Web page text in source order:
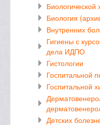
Биологической
Биология
Внутренних
Гигиены с
дела ИДПО
Гистологии
Госпитальной
Госпитальной
Детских